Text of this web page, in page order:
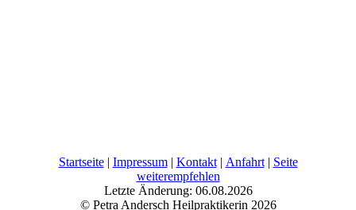
Startseite| Impressum| Kontakt| Anfahrt| Seite
weiterempfehlen
Letzte Änderung: 06.08.2026
© Petra Andersch Heilpraktikerin 2026